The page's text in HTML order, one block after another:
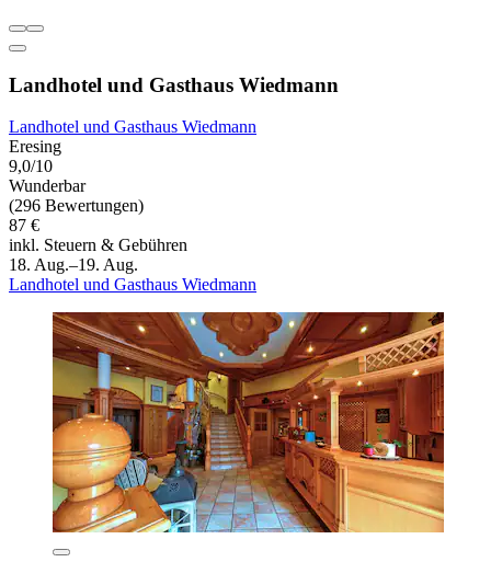
Landhotel und Gasthaus Wiedmann
Landhotel und Gasthaus Wiedmann
Eresing
9,0/10
Wunderbar
(296 Bewertungen)
87 €
inkl. Steuern & Gebühren
18. Aug.–19. Aug.
Landhotel und Gasthaus Wiedmann